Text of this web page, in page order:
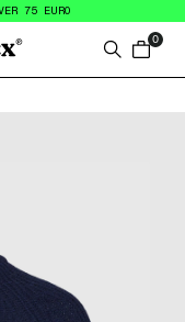
Search
0
items